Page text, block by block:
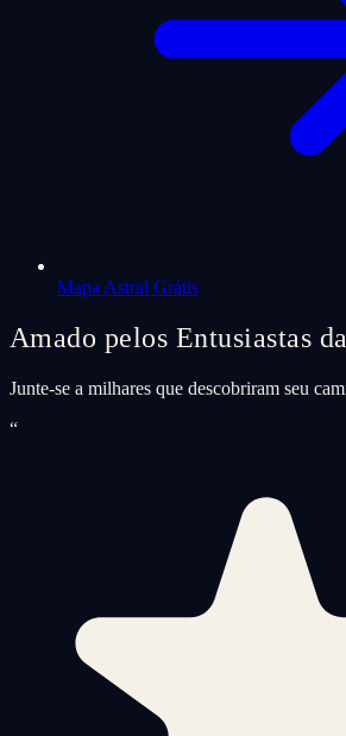
Mapa Astral Grátis
Amado pelos Entusiastas
Junte-se a milhares que descobriram seu
“